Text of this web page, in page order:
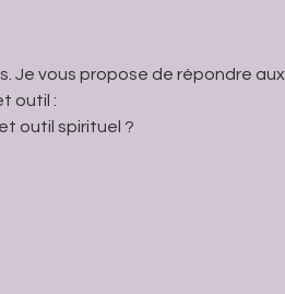
Je vous propose de répondre aux
outil :
outil spirituel ?